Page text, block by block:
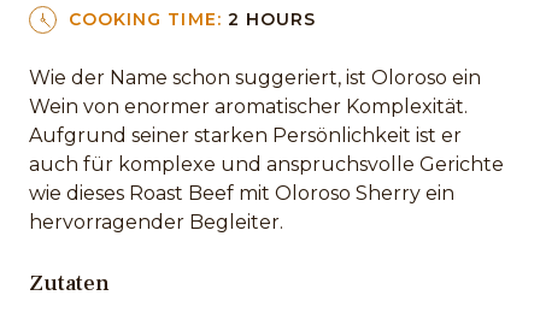
COOKING TIME: 2 HOURS
Wie der Name schon suggeriert, ist Oloroso ein
Wein von enormer aromatischer Komplexität.
Aufgrund seiner starken Persönlichkeit ist er
auch für komplexe und anspruchsvolle Gerichte
wie dieses Roast Beef mit Oloroso Sherry ein
hervorragender Begleiter.
Zutaten